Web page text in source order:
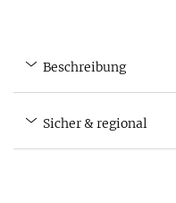
Beschreibung
Sicher & regional